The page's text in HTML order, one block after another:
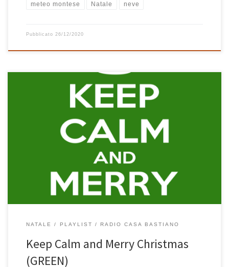
meteo montese Natale neve
Pubblicato 26/12/2020
La versione GREEN di Keep Calm and Merry Christmas è tutta
italiana ed è quella preferita in casa un po’ da tutti. Ognuno canta
le sue canzoni preferite: all’Annalisa piace La Sera Dei Miracoli, a
ritroviamo, ognuno con […]
NATALE PLAYLIST RADIO CASA BASTIANO
Keep Calm and Merry Christmas
(GREEN)